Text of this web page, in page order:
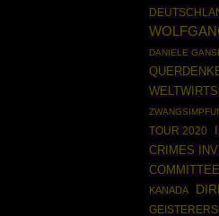
DANIELE
TOUR 2020
CRIMES
COMMITTEE
KANADA